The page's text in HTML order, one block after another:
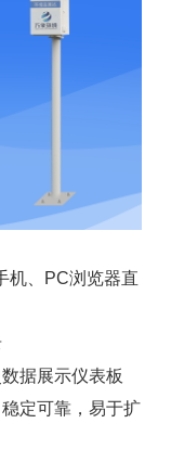
、PC浏览器直
据展示仪表板
定可靠，易于扩